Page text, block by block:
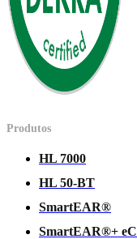
Produtos
HL 7000
HL 50-BT
SmartEAR®
SmartEAR®+ eC